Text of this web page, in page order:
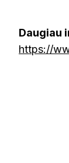
Daugiau
https://